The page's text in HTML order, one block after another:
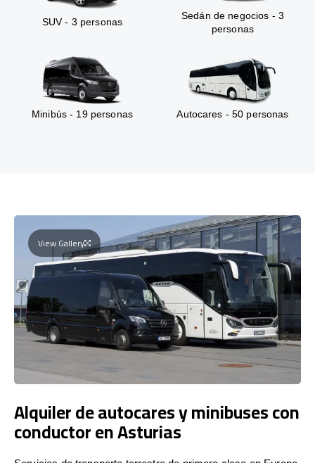
SUV - 3 personas
Sedán de negocios - 3
personas
Minibús - 19 personas Autocares - 50 personas
View Gallery
Alquiler de autocares y minibuses con
conductor en Asturias